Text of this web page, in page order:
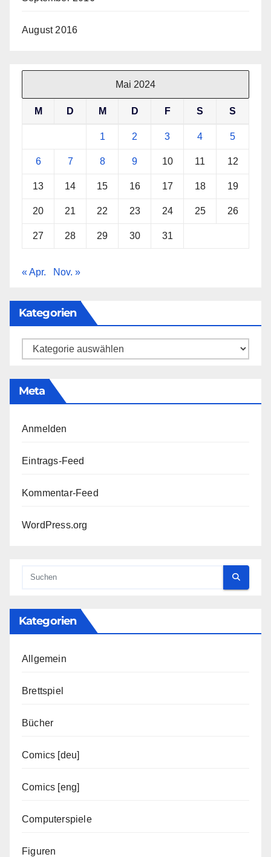
August 2016
Mai 2024
M D M D F S S
1 2 3 4 5
6 7 8 9 10 11 12
13 14 15 16 17 18 19
20 21 22 23 24 25 26
27 28 29 30 31
« Apr. Nov. »
Kategorien
Kategorien
Meta
Anmelden
Eintrags-Feed
Kommentar-Feed
WordPress.org
Kategorien
Allgemein
Brettspiel
Bücher
Comics [deu]
Comics [eng]
Computerspiele
Figuren